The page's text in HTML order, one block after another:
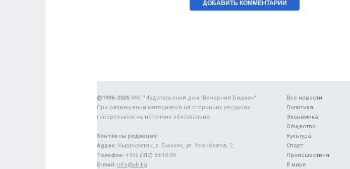
Все новости
Политика
Экономика
Общество
Культура
Спорт
Происшествия
В мире
@1996-2026ЗАО "Издательский дом "Вечерний Бишкек"
При размещении материалов на сторонних ресурсах
гиперссылка на источник обязательна.
Контакты редакции:
Адрес: Кыргызстан, г. Бишкек, ул. Усенбаева, 2.
Телефон: +996 (312) 88-18-09.
E-mail: info@vb.kg